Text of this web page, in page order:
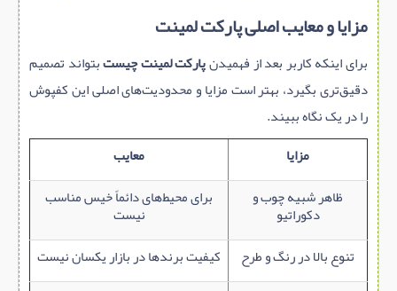
مزایا و معایب اصلی پارکت لمینت
برای اینکه کاربر بعد از فهمیدنپارکت لمینت چیستبتواند تصمیم
دقیق‌تری بگیرد، بهتر است مزایا و محدودیت‌های اصلی این کفپوش
را در یک نگاه ببیند.
مزایا
معایب
ظاهر شبیه چوب و
دکوراتیو
برای محیط‌های دائماً خیس مناسب
نیست
تنوع بالا در رنگ و طرح
کیفیت برندها در بازار یکسان نیست